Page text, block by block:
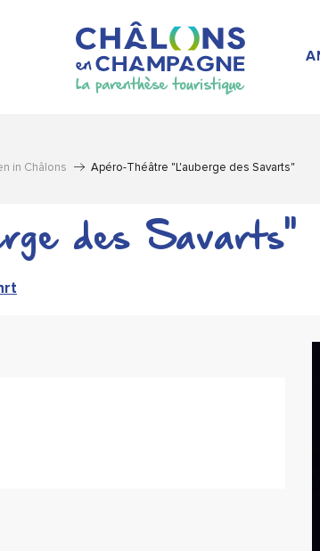
in Châlons Apéro-Théâtre "L'auberge des Savarts"
des Savarts"